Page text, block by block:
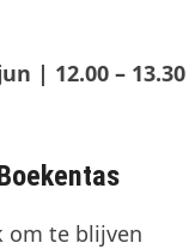
| 12.00 – 13.30
om te blijven